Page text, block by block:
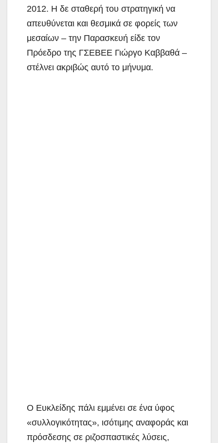
2012. Η δε σταθερή του στρατηγική να
απευθύνεται και θεσμικά σε φορείς των
μεσαίων – την Παρασκευή είδε τον
Πρόεδρο της ΓΣΕΒΕΕ Γιώργο Καββαθά –
στέλνει ακριβώς αυτό το μήνυμα.
Ο Ευκλείδης πάλι εμμένει σε ένα ύφος
«συλλογικότητας», ισότιμης αναφοράς και
πρόσδεσης σε ριζοσπαστικές λύσεις,